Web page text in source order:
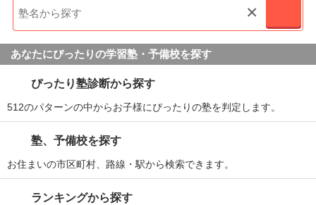
成績/偏差値推移 入塾時:下位→入塾後:平均よりやや下
自由 平均 厳しい
本校の教室情報を見る
×
あなたにぴったりの学習塾・予備校を探す
ぴったり塾診断から探す
512のパターンの中からお子様にぴったりの塾を判定します。
塾、予備校を探す
お住まいの市区町村、路線・駅から検索できます。
ランキングから探す